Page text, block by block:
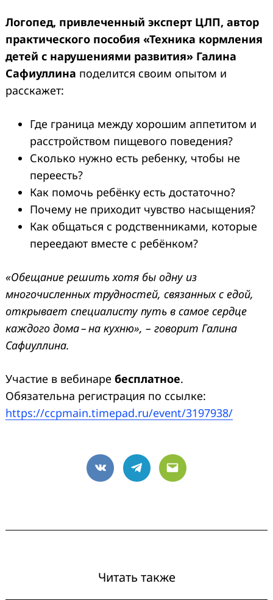
Логопед, привлеченный эксперт ЦЛП, автор
практического пособия «Техника кормления
детей с нарушениями развития» Галина
Сафиуллина поделится своим опытом и
расскажет:
Где граница между хорошим аппетитом и
расстройством пищевого поведения?
Сколько нужно есть ребенку, чтобы не
переесть?
Как помочь ребёнку есть достаточно?
Почему не приходит чувство насыщения?
Как общаться с родственниками, которые
переедают вместе с ребёнком?
«Обещание решить хотя бы одну из
многочисленных трудностей, связанных с едой,
открывает специалисту путь в самое сердце
каждого дома – на кухню», – говорит Галина
Сафиуллина.
Участие в вебинаре бесплатное.
Обязательна регистрация по ссылке:
https://ccpmain.timepad.ru/event/3197938/
VK Telegram
Email
Читать также